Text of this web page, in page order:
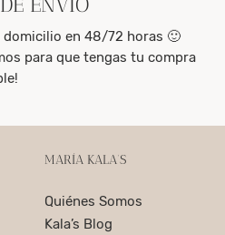
ENVÍO
domicilio en 48/72 horas 🙂
para que tengas tu compra
MARÍA KALA’S
Quiénes Somos
Kala’s Blog